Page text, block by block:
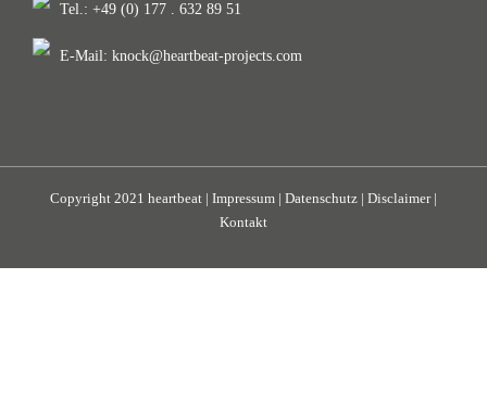
Tel.: +49 (0) 177 . 632 89 51
E-Mail: knock@heartbeat-projects.com
Copyright 2021 heartbeat | Impressum | Datenschutz | Disclaimer|
Kontakt